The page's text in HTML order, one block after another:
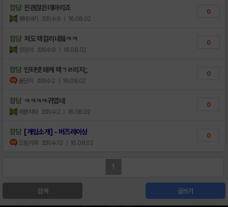
잡담 전괜찮은데마리죠
롯테데키 조회수:9 | 16.08.02
0
잡담 저도 렉걸리네욬ㅋㅋ
잉잉의 조회수:9 | 16.08.02
0
잡담 인터넷 왜케 렉ㄱㄹ리지;;
뀰단지 조회수:2 | 16.08.02
0
잡담 ㅋㅋㅋㅋ귀엽네
레몬치타 조회수:2 | 16.08.02
0
잡담 [게임소개] - 버즈레이싱
드림키퍼 조회수:13 | 16.08.02
0
1
검색 글쓰기